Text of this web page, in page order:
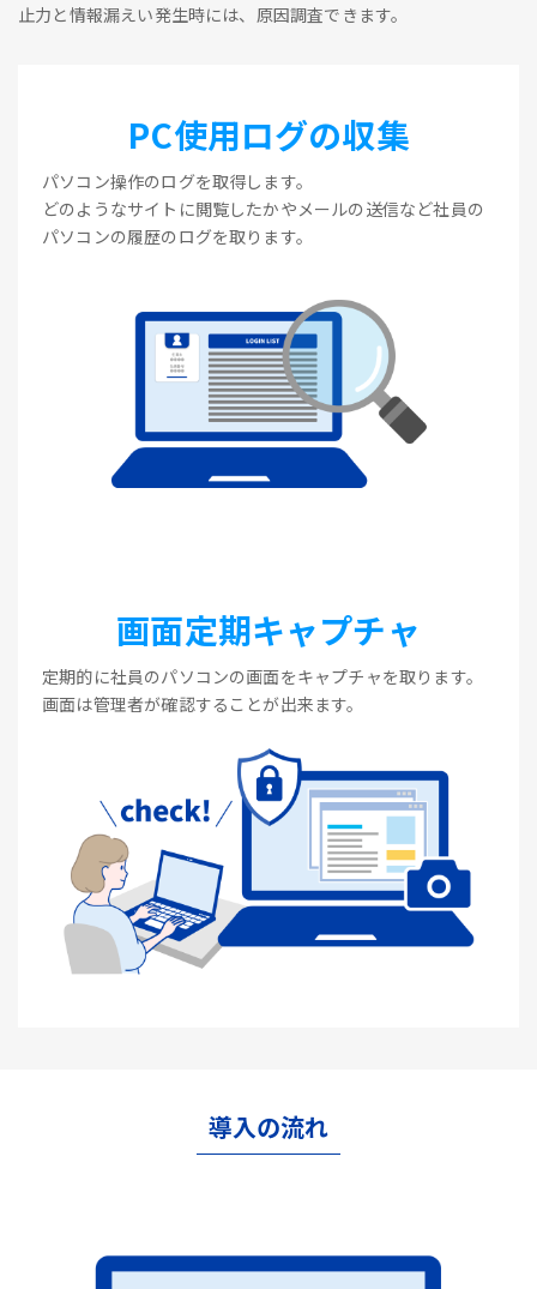
止力と情報漏えい発生時には、原因調査できます。
PC使用ログの収集
パソコン操作のログを取得します。
どのようなサイトに閲覧したかやメールの送信など社員の
パソコンの履歴のログを取ります。
画面定期キャプチャ
定期的に社員のパソコンの画面をキャプチャを取ります。
画面は管理者が確認することが出来ます。
導入の流れ